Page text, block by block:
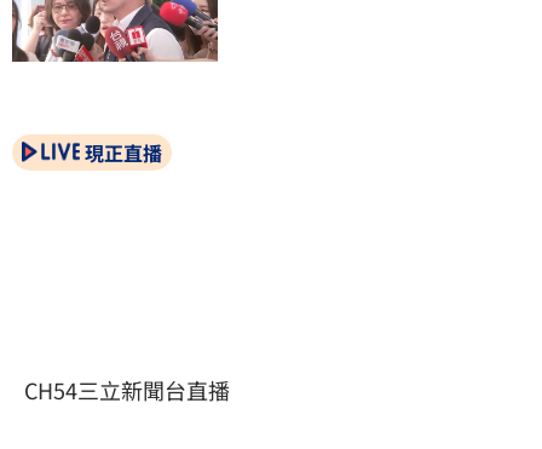
現正直播
CH54三立新聞台直播